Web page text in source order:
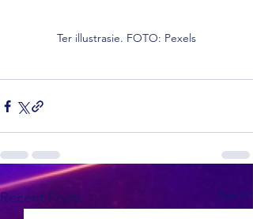
Ter illustrasie. FOTO: Pexels
Recent Posts See All